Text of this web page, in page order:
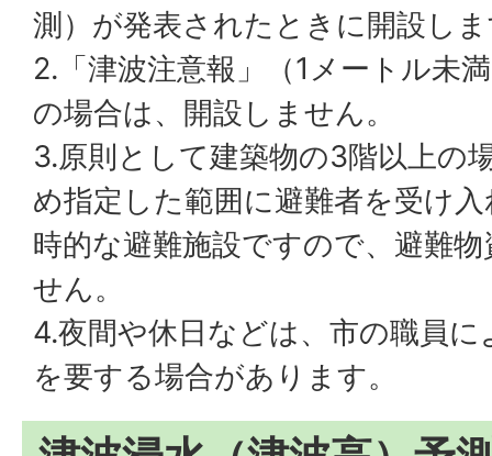
測）が発表されたときに開設し
2.「津波注意報」（1メートル未
の場合は、開設しません。
3.原則として建築物の3階以上の
め指定した範囲に避難者を受け
時的な避難施設ですので、避難
せん。
4.夜間や休日などは、市の職員
を要する場合があります。